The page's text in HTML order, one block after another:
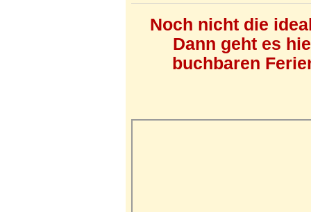
Noch nicht die
Dann geht es
buchbaren